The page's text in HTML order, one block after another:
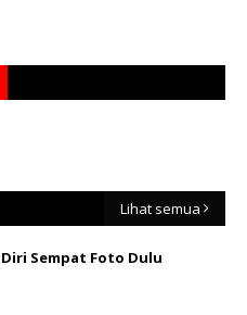
Lihat semua
Sempat Foto Dulu